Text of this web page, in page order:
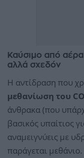
Καύσιμο από
αλλά σχεδόν
Η αντίδραση που
μεθανίωση του
άνθρακα (που
βασικός υπαίτιος
αναμειγνύεις με
παράγεται